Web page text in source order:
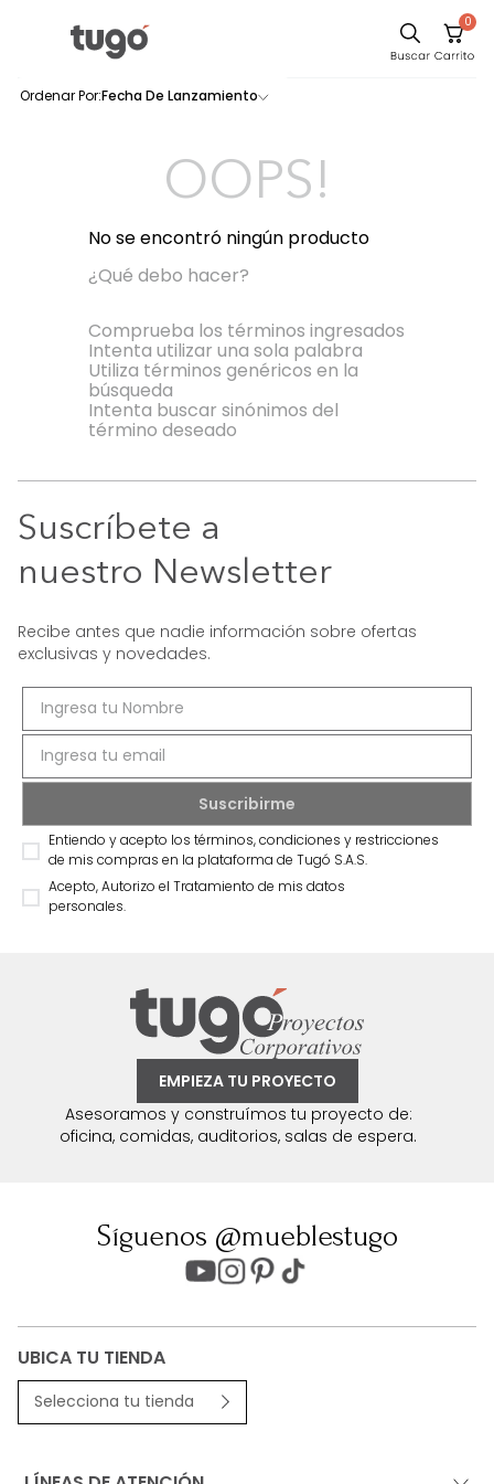
0
Fecha De Lanzamiento
0productos
OOPS!
No se encontró ningún producto
¿Qué debo hacer?
Comprueba los términos ingresados
Intenta utilizar una sola palabra
Utiliza términos genéricos en la
búsqueda
Intenta buscar sinónimos del
término deseado
Suscríbete a
nuestro Newsletter
Recibe antes que nadie información sobre ofertas
exclusivas y novedades.
Entiendo y acepto los términos, condiciones y restricciones
de mis compras en la plataforma de Tugó S.A.S.
Acepto, Autorizo el Tratamiento de mis datos
personales.
EMPIEZA TU PROYECTO
Asesoramos y construímos tu proyecto de:
oficina, comidas, auditorios, salas de espera.
Síguenos @mueblestugo
UBICA TU TIENDA
Selecciona tu tienda
Sofa
Cuadros
Cama
Mesa Centro
Mesa Noche